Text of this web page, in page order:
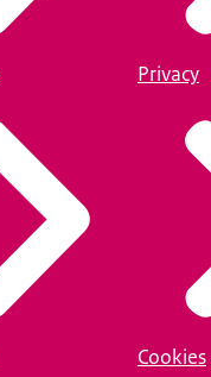
Privacy
Cookies